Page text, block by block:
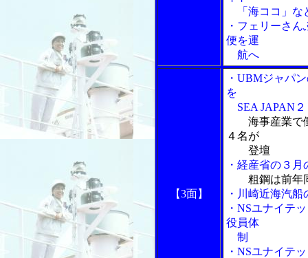
「海ココ」な
・フェリーさ
便を運
航へ
【3面】
・UBMジャパ
を
SEA JAPAN２
海事産業で
４名が
登壇
・経産省の３
粗鋼は前年
・川崎近海汽
・NSユナイテ
役員体
制
・NSユナイテ